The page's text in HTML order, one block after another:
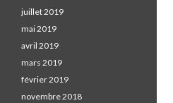
juillet 2019
mai 2019
avril 2019
mars 2019
février 2019
novembre 2018